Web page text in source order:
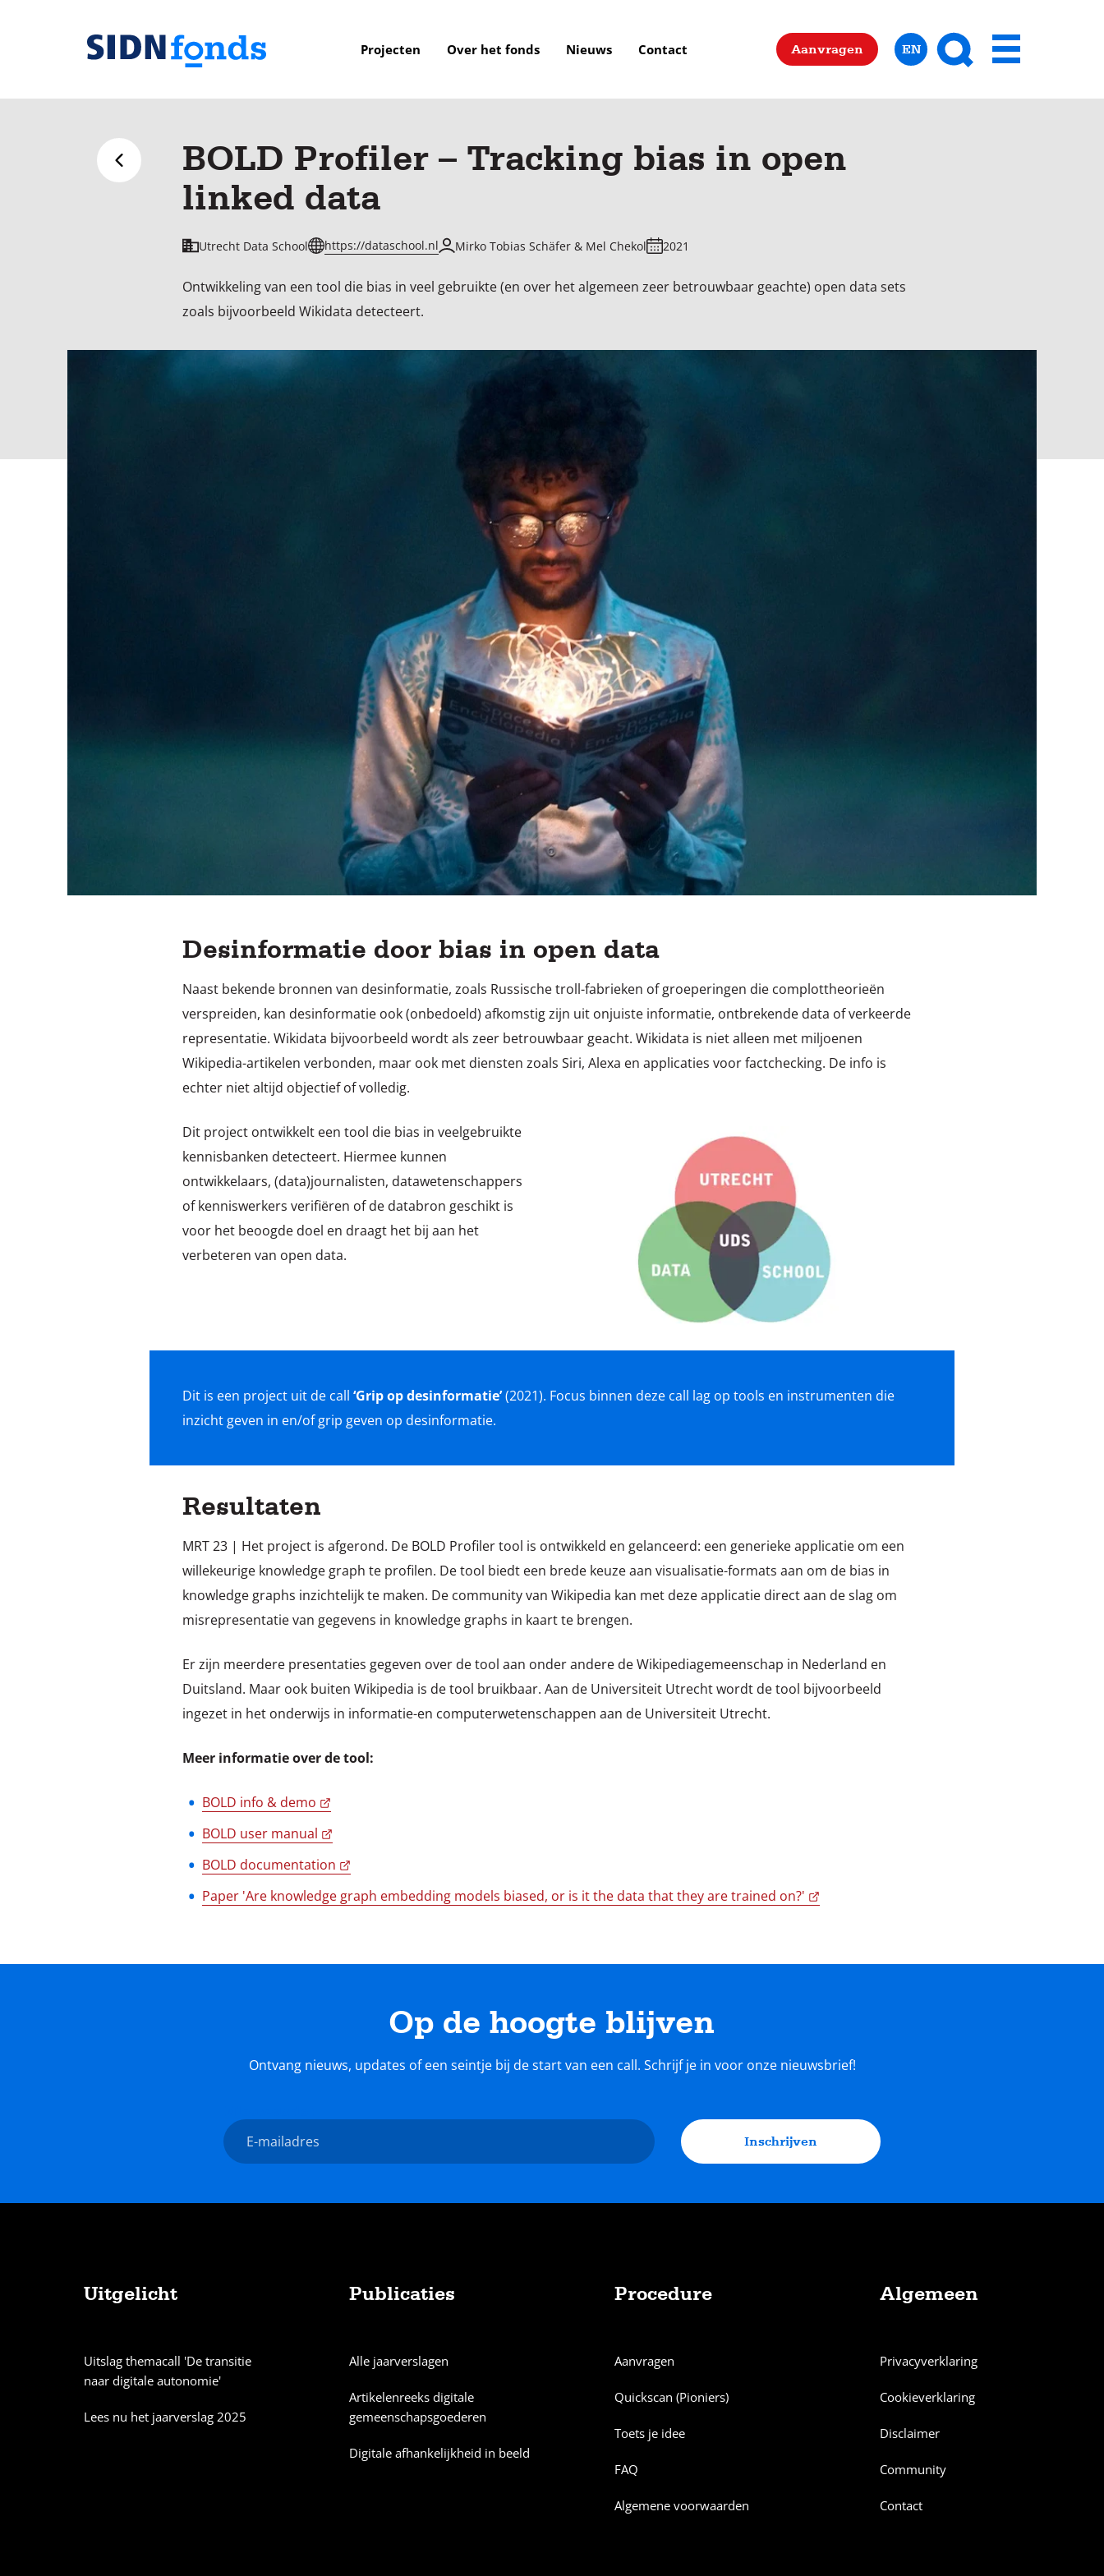
Sla de navigatie over en ga naar de inhoud
van
fonds
Projecten Over het fonds Nieuws Contact Aanvragen EN
Zoeken
Menu
Terug naar overzicht
BOLD Profiler – Tracking bias in open
linked data
Utrecht Data School https://dataschool.nl Mirko Tobias Schäfer & Mel Chekol 2021
Ontwikkeling van een tool die bias in veel gebruikte (en over het algemeen zeer betrouwbaar geachte) open data sets
zoals bijvoorbeeld Wikidata detecteert.
Desinformatie door bias in open data
Naast bekende bronnen van desinformatie, zoals Russische troll-fabrieken of groeperingen die complottheorieën
verspreiden, kan desinformatie ook (onbedoeld) afkomstig zijn uit onjuiste informatie, ontbrekende data of verkeerde
representatie. Wikidata bijvoorbeeld wordt als zeer betrouwbaar geacht. Wikidata is niet alleen met miljoenen
Wikipedia-artikelen verbonden, maar ook met diensten zoals Siri, Alexa en applicaties voor factchecking. De info is
echter niet altijd objectief of volledig.
Dit project ontwikkelt een tool die bias in veelgebruikte
kennisbanken detecteert. Hiermee kunnen
ontwikkelaars, (data)journalisten, datawetenschappers
of kenniswerkers verifiëren of de databron geschikt is
voor het beoogde doel en draagt het bij aan het
verbeteren van open data.
Dit is een project uit de call ‘Grip op desinformatie’(2021). Focus binnen deze call lag op tools en instrumenten die
Resultaten
MRT 23 | Het project is afgerond. De BOLD Profiler tool is ontwikkeld en gelanceerd: een generieke applicatie om een
willekeurige knowledge graph te profilen. De tool biedt een brede keuze aan visualisatie-formats aan om de bias in
knowledge graphs inzichtelijk te maken. De community van Wikipedia kan met deze applicatie direct aan de slag om
misrepresentatie van gegevens in knowledge graphs in kaart te brengen.
Er zijn meerdere presentaties gegeven over de tool aan onder andere de Wikipediagemeenschap in Nederland en
Duitsland. Maar ook buiten Wikipedia is de tool bruikbaar. Aan de Universiteit Utrecht wordt de tool bijvoorbeeld
ingezet in het onderwijs in informatie-en computerwetenschappen aan de Universiteit Utrecht.
Meer informatie over de tool:
BOLD info & demo
BOLD user manual
BOLD documentation
Paper 'Are knowledge graph embedding models biased, or is it the data that they are trained on?'
Op de hoogte blijven
Ontvang nieuws, updates of een seintje bij de start van een call. Schrijf je in voor onze nieuwsbrief!
E-
mailadres
Inschrijven
Uitgelicht
Uitslag themacall 'De transitie
naar digitale autonomie'
Lees nu het jaarverslag 2025
Publicaties
Alle jaarverslagen
Artikelenreeks digitale
gemeenschapsgoederen
Digitale afhankelijkheid in beeld
Procedure
Aanvragen
Quickscan (Pioniers)
Toets je idee
FAQ
Algemene voorwaarden
Algemeen
Privacyverklaring
Cookieverklaring
Disclaimer
Community
Contact